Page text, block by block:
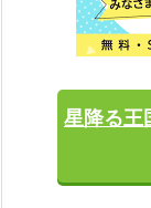
星降る王